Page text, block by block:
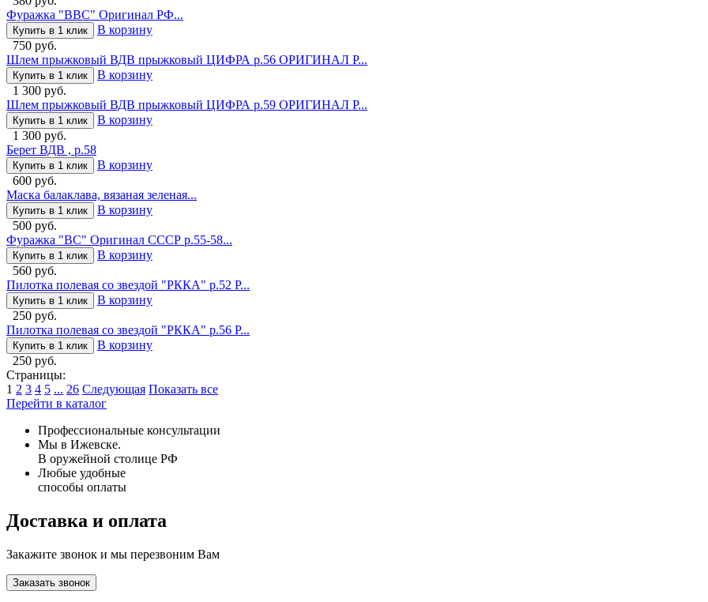
Фуражка "ВВС" Оригинал РФ...
Купить в 1 клик
В корзину
750 руб.
Шлем прыжковый ВДВ прыжковый ЦИФРА р.56 ОРИГИНАЛ Р...
Купить в 1 клик
В корзину
1 300 руб.
Шлем прыжковый ВДВ прыжковый ЦИФРА р.59 ОРИГИНАЛ Р...
Купить в 1 клик
В корзину
1 300 руб.
Берет ВДВ , р.58
Купить в 1 клик
В корзину
600 руб.
Маска балаклава, вязаная зеленая...
Купить в 1 клик
В корзину
500 руб.
Фуражка "ВС" Оригинал СССР р.55-58...
Купить в 1 клик
В корзину
560 руб.
Пилотка полевая со звездой "РККА" р.52 Р...
Купить в 1 клик
В корзину
250 руб.
Пилотка полевая со звездой "РККА" р.56 Р...
Купить в 1 клик
В корзину
250 руб.
Страницы:
1 2 3 4 5 ... 26 Следующая Показать все
Перейти в каталог
Профессиональные консультации
Мы в Ижевске.
В оружейной столице РФ
Любые удобные
способы оплаты
Доставка и оплата
Закажите звонок и мы перезвоним Вам
Заказать звонок